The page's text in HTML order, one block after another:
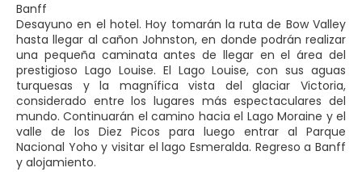
Banff
Desayuno en el hotel. Hoy tomarán la ruta de Bow Valley
hasta llegar al cañon Johnston, en donde podrán realizar
una pequeña caminata antes de llegar en el área del
prestigioso Lago Louise. El Lago Louise, con sus aguas
turquesas y la magnífica vista del glaciar Victoria,
considerado entre los lugares más espectaculares del
mundo. Continuarán el camino hacia el Lago Moraine y el
valle de los Diez Picos para luego entrar al Parque
Nacional Yoho y visitar el lago Esmeralda. Regreso a Banff
y alojamiento.